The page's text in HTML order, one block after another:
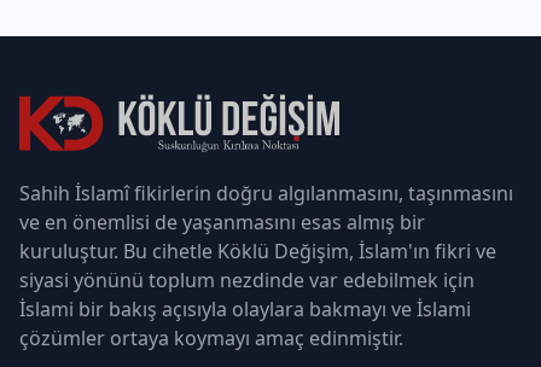
Sahih İslamî fikirlerin doğru algılanmasını, taşınmasını
ve en önemlisi de yaşanmasını esas almış bir
kuruluştur. Bu cihetle Köklü Değişim, İslam'ın fikri ve
siyasi yönünü toplum nezdinde var edebilmek için
İslami bir bakış açısıyla olaylara bakmayı ve İslami
çözümler ortaya koymayı amaç edinmiştir.